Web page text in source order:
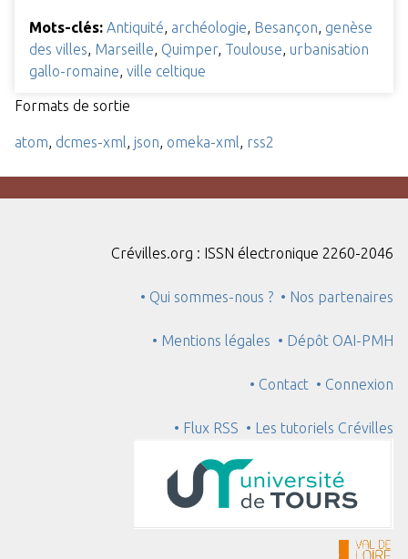
Mots-clés: Antiquité archéologie Besançon genèse
des villes Marseille Quimper, Toulouse urbanisation
gallo-romaine ville celtique
Formats de sortie
atom dcmes-xml json omeka-xml rss2
Crévilles.org : ISSN électronique 2260-2046
• Qui sommes-nous ? • Nos partenaires
• Mentions légales • Dépôt OAI-PMH
• Contact • Connexion
• Flux RSS • Les tutoriels Crévilles